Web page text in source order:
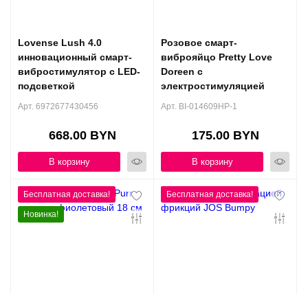
Lovense Lush 4.0
инновационный смарт-
вибростимулятор с LED-
подсветкой
Арт. 6972677430456
668.00 BYN
В корзину
Розовое смарт-
виброяйцо Pretty Love
Doreen с
электростимуляцией
Арт. BI-014609HP-1
175.00 BYN
В корзину
Новинка!